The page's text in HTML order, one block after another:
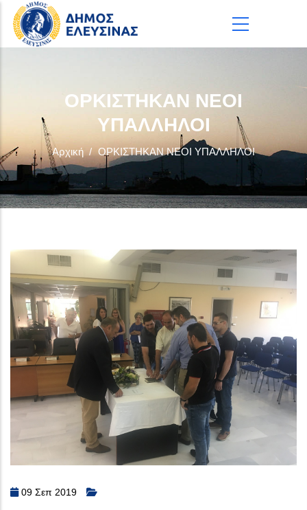
Παράκαμψη προς το κυρίως περιεχόμενο
ΟΡΚΙΣΤΗΚΑΝ ΝΕΟΙ
ΥΠΑΛΛΗΛΟΙ
Αρχική / ΟΡΚΙΣΤΗΚΑΝ ΝΕΟΙ ΥΠΑΛΛΗΛΟΙ
09 Σεπ 2019